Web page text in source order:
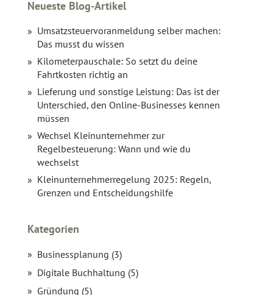
Neueste Blog-Artikel
Umsatzsteuervoranmeldung selber machen:
Das musst du wissen
Kilometerpauschale: So setzt du deine
Fahrtkosten richtig an
Lieferung und sonstige Leistung: Das ist der
Unterschied, den Online-Businesses kennen
müssen
Wechsel Kleinunternehmer zur
Regelbesteuerung: Wann und wie du
wechselst
Kleinunternehmerregelung 2025: Regeln,
Grenzen und Entscheidungshilfe
Kategorien
Businessplanung (3)
Digitale Buchhaltung (5)
Gründung (5)